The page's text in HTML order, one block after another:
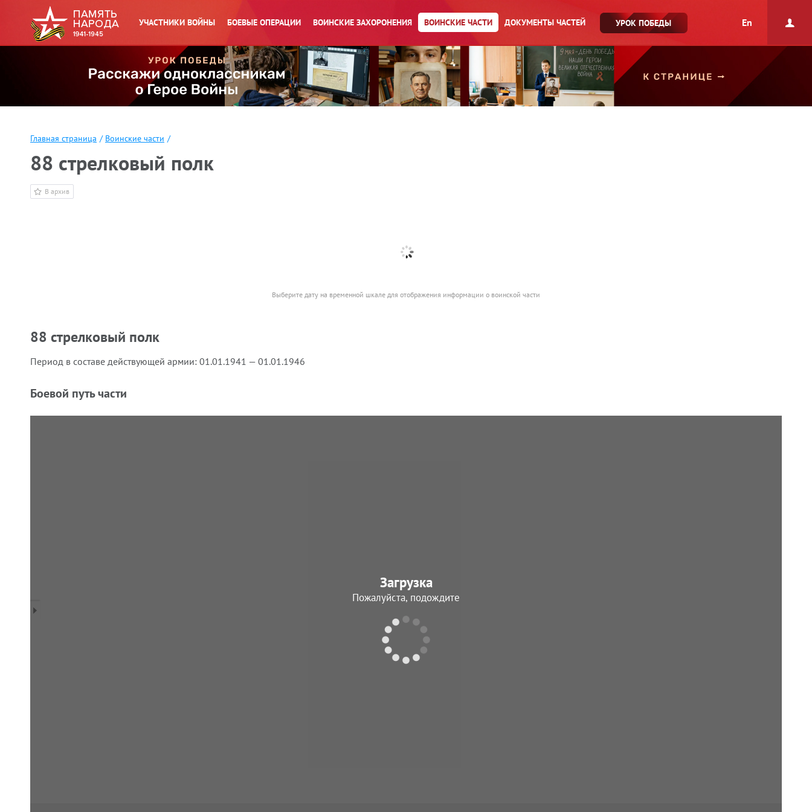
УЧАСТНИКИ ВОЙНЫ БОЕВЫЕ ОПЕРАЦИИ ВОИНСКИЕ ЗАХОРОНЕНИЯ ВОИНСКИЕ ЧАСТИ ДОКУМЕНТЫ ЧАСТЕЙ УРОК ПОБЕДЫ En
Главная страница / Воинские части /
88 стрелковый полк
В архив
Выберите дату на временной шкале для отображения информации о воинской части
88 стрелковый полк
Период в составе действующей армии: 01.01.1941 — 01.01.1946
Боевой путь части
Загрузка
Пожалуйста, подождите